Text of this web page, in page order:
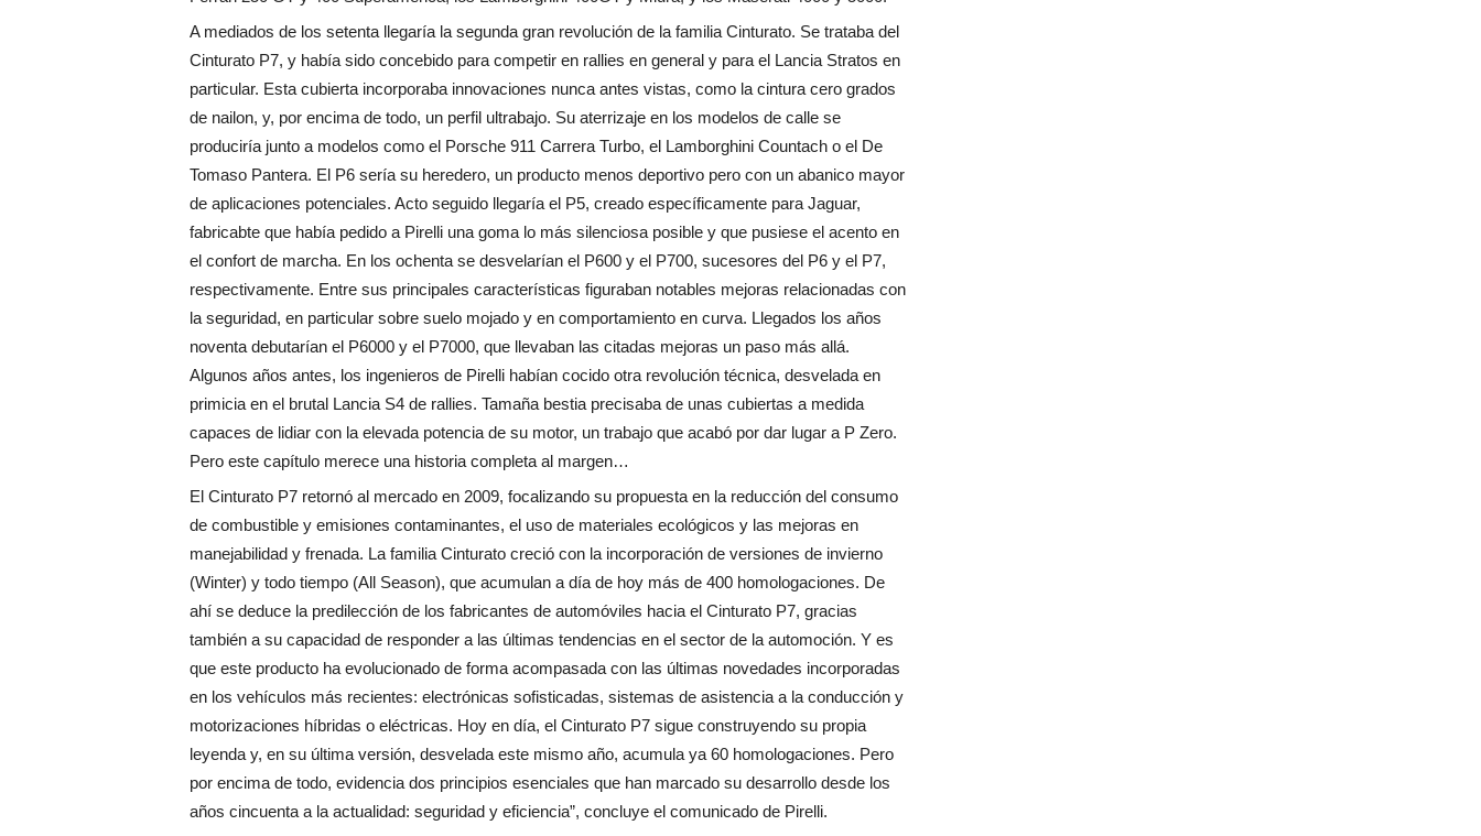
A mediados de los setenta llegaría la segunda gran revolución de la familia Cinturato. Se trataba del
Cinturato P7, y había sido concebido para competir en rallies en general y para el Lancia Stratos en
particular. Esta cubierta incorporaba innovaciones nunca antes vistas, como la cintura cero grados
de nailon, y, por encima de todo, un perfil ultrabajo. Su aterrizaje en los modelos de calle se
produciría junto a modelos como el Porsche 911 Carrera Turbo, el Lamborghini Countach o el De
Tomaso Pantera. El P6 sería su heredero, un producto menos deportivo pero con un abanico mayor
de aplicaciones potenciales. Acto seguido llegaría el P5, creado específicamente para Jaguar,
fabricabte que había pedido a Pirelli una goma lo más silenciosa posible y que pusiese el acento en
el confort de marcha. En los ochenta se desvelarían el P600 y el P700, sucesores del P6 y el P7,
respectivamente. Entre sus principales características figuraban notables mejoras relacionadas con
la seguridad, en particular sobre suelo mojado y en comportamiento en curva. Llegados los años
noventa debutarían el P6000 y el P7000, que llevaban las citadas mejoras un paso más allá.
Algunos años antes, los ingenieros de Pirelli habían cocido otra revolución técnica, desvelada en
primicia en el brutal Lancia S4 de rallies. Tamaña bestia precisaba de unas cubiertas a medida
capaces de lidiar con la elevada potencia de su motor, un trabajo que acabó por dar lugar a P Zero.
Pero este capítulo merece una historia completa al margen…
El Cinturato P7 retornó al mercado en 2009, focalizando su propuesta en la reducción del consumo
de combustible y emisiones contaminantes, el uso de materiales ecológicos y las mejoras en
manejabilidad y frenada. La familia Cinturato creció con la incorporación de versiones de invierno
(Winter) y todo tiempo (All Season), que acumulan a día de hoy más de 400 homologaciones. De
ahí se deduce la predilección de los fabricantes de automóviles hacia el Cinturato P7, gracias
también a su capacidad de responder a las últimas tendencias en el sector de la automoción. Y es
que este producto ha evolucionado de forma acompasada con las últimas novedades incorporadas
en los vehículos más recientes: electrónicas sofisticadas, sistemas de asistencia a la conducción y
motorizaciones híbridas o eléctricas. Hoy en día, el Cinturato P7 sigue construyendo su propia
leyenda y, en su última versión, desvelada este mismo año, acumula ya 60 homologaciones. Pero
por encima de todo, evidencia dos principios esenciales que han marcado su desarrollo desde los
años cincuenta a la actualidad: seguridad y eficiencia”, concluye el comunicado de Pirelli.